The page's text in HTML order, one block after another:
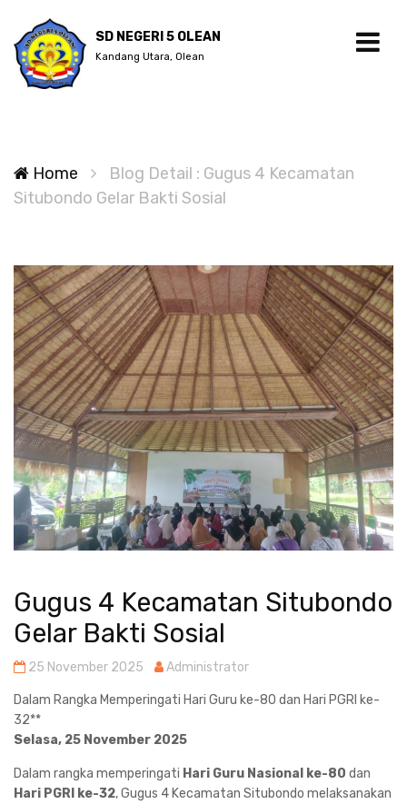
SD NEGERI 5 OLEAN
Kandang Utara, Olean
Home
Blog Detail : Gugus 4 Kecamatan
Situbondo Gelar Bakti Sosial
Gugus 4 Kecamatan Situbondo
Gelar Bakti Sosial
25 November 2025 Administrator
Dalam Rangka Memperingati Hari Guru ke-80 dan Hari PGRI ke-
32**
Selasa, 25 November 2025
Dalam rangka memperingati Hari Guru Nasional ke-80 dan
Hari PGRI ke-32, Gugus 4 Kecamatan Situbondo melaksanakan